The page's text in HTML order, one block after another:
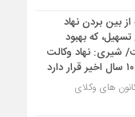
بین بردن نهاد
که بهبود
شیری: نهاد وکالت
های وکلای